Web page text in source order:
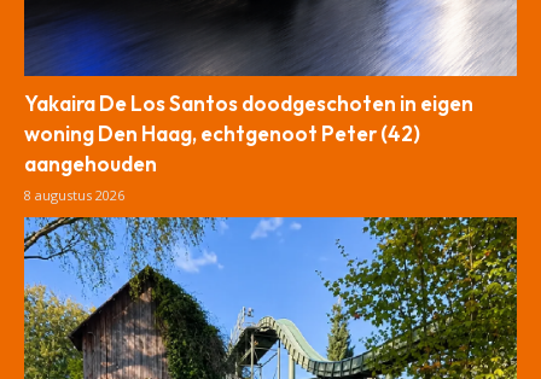
Yakaira De Los Santos doodgeschoten in eigen
woning Den Haag, echtgenoot Peter (42)
aangehouden
8 augustus 2026